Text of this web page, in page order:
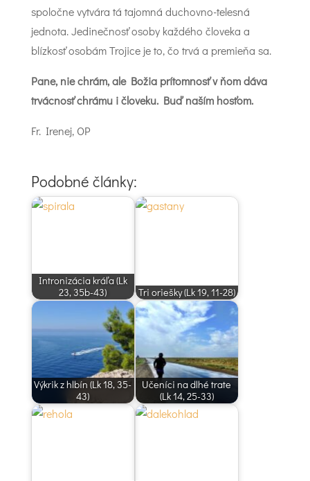
spoločne vytvára tá tajomná duchovno-telesná
jednota. Jedinečnosť osoby každého človeka a
blízkosť osobám Trojice je to, čo trvá a premieňa sa.
Pane, nie chrám, ale Božia prítomnosť v ňom dáva
trvácnosť chrámu i človeku. Buď naším hosťom.
Fr. Irenej, OP
Podobné články:
Intronizácia kráľa (Lk
23, 35b-43)
Tri oriešky (Lk 19, 11-28)
Výkrik z hlbín (Lk 18, 35-
43)
Učeníci na dlhé trate
(Lk 14, 25-33)